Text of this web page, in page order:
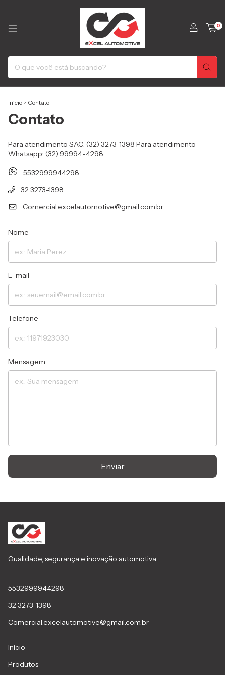
0
Início > Contato
Contato
Para atendimento SAC: (32) 3273-1398 Para atendimento
Whatsapp: (32) 99994-4298
5532999944298
32 3273-1398
Comercial.excelautomotive@gmail.com.br
Nome
E-mail
Telefone
Mensagem
Enviar
Qualidade, segurança e inovação automotiva.
5532999944298
32 3273-1398
Comercial.excelautomotive@gmail.com.br
Início
Produtos